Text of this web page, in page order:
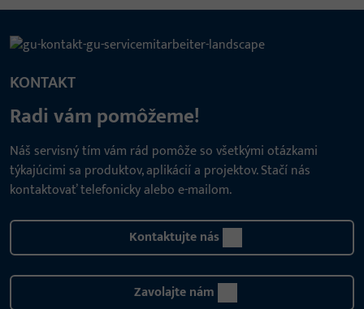
KONTAKT
Radi vám pomôžeme!
Náš servisný tím vám rád pomôže so všetkými otázkami
týkajúcimi sa produktov, aplikácií a projektov. Stačí nás
kontaktovať telefonicky alebo e-mailom.
Kontaktujte nás
Zavolajte nám